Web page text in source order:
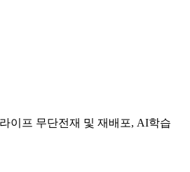
이프 무단전재 및 재배포, AI학습